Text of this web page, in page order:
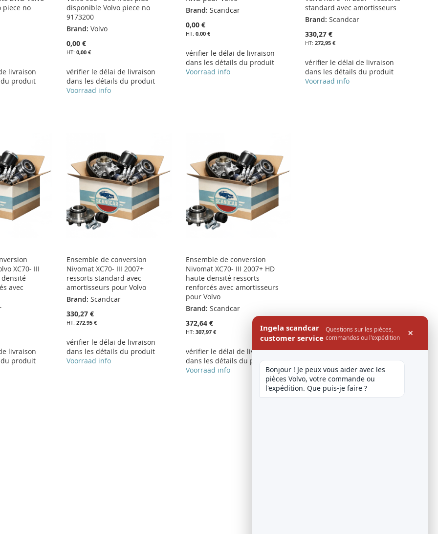
piece no
livraison
produit
disponible Volvo piece no
9173200
Brand: Volvo
0,00 €
0,00 €
vérifier le délai de livraison
dans les détails du produit
Voorraad info
Brand: Scandcar
0,00 €
0,00 €
vérifier le délai de livraison
dans les détails du produit
Voorraad info
standard avec amortisseurs
Brand: Scandcar
330,27 €
272,95 €
vérifier le délai de livraison
dans les détails du produit
Voorraad info
XC70- III
densité
avec
livraison
produit
Ensemble de conversion
Nivomat XC70- III 2007+
ressorts standard avec
amortisseurs pour Volvo
Brand: Scandcar
330,27 €
272,95 €
vérifier le délai de livraison
dans les détails du produit
Voorraad info
Ensemble de conversion
Nivomat XC70- III 2007+ HD
haute densité ressorts
renforcés avec amortisseurs
pour Volvo
Brand: Scandcar
372,64 €
307,97 €
vérifier le délai de livraison
dans les détails du produit
Voorraad info
Ingela scandcar
customer service
Questions sur les pièces,
commandes ou l'expédition
×
Bonjour ! Je peux vous aider avec les
pièces Volvo, votre commande ou
l'expédition. Que puis-je faire ?